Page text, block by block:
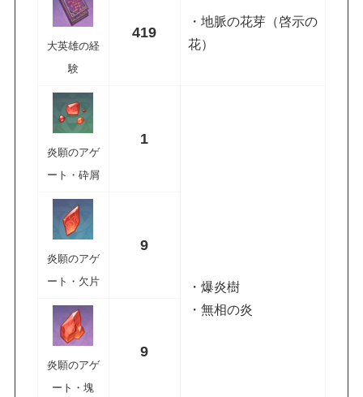
大英雄の経
験
419
・地脈の花芽（啓示の
花）
炎願のアゲ
ート・砕屑
1
・爆炎樹
・無相の炎
炎願のアゲ
ート・欠片
9
炎願のアゲ
ート・塊
9